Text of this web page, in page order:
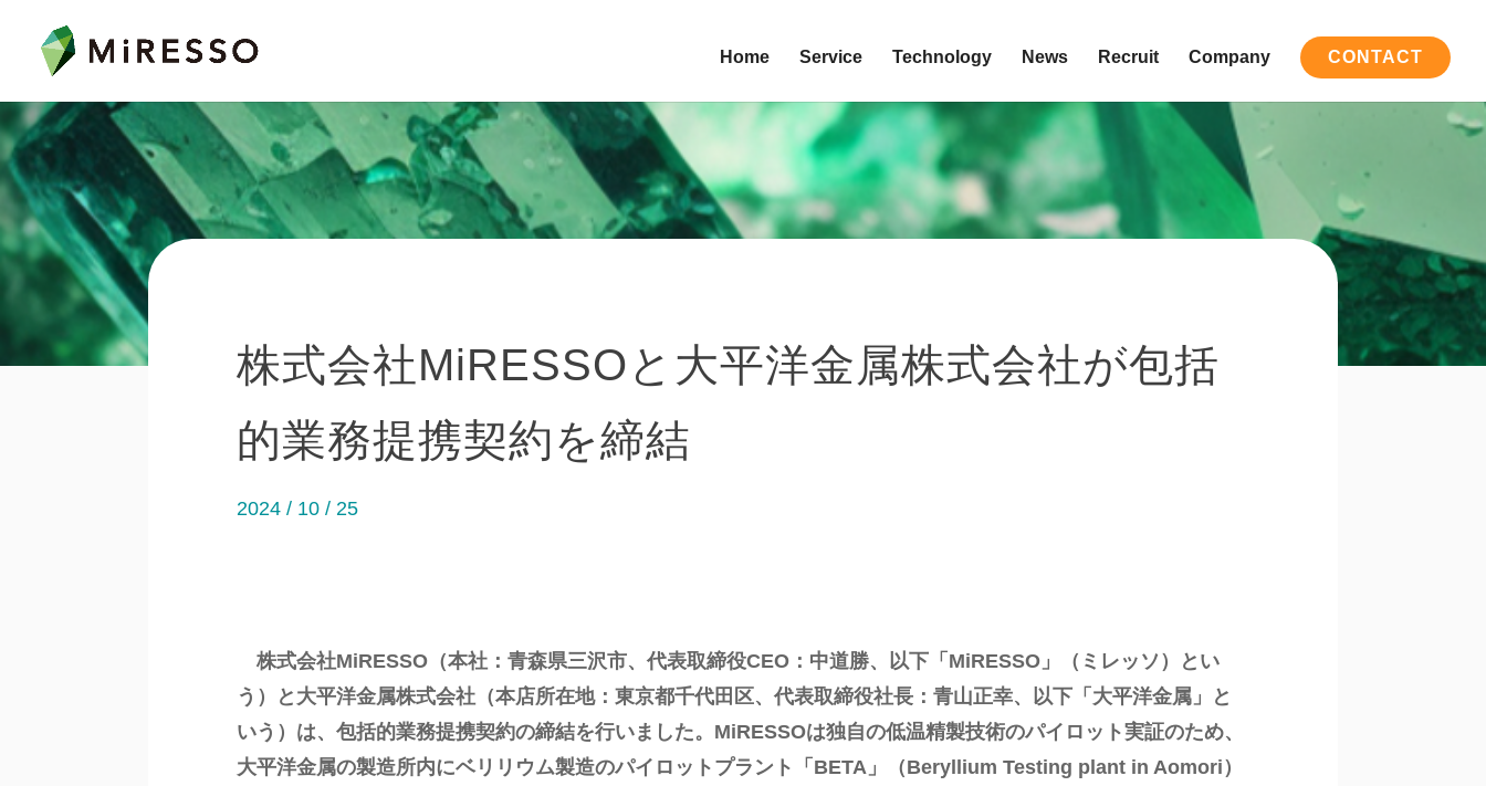
Home Service Technology News Recruit Company CONTACT
株式会社MiRESSOと大平洋金属株式会社が包括
的業務提携契約を締結
2024 / 10 / 25
株式会社MiRESSO（本社：青森県三沢市、代表取締役CEO：中道勝、以下「MiRESSO」（ミレッソ）とい
う）と大平洋金属株式会社（本店所在地：東京都千代田区、代表取締役社長：青山正幸、以下「大平洋金属」と
いう）は、包括的業務提携契約の締結を行いました。MiRESSOは独自の低温精製技術のパイロット実証のため、
大平洋金属の製造所内にベリリウム製造のパイロットプラント「BETA」（Beryllium Testing plant in Aomori）